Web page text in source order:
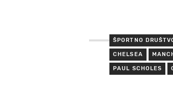
ŠPORTNO
CHELSEA
PAUL SCHOLES